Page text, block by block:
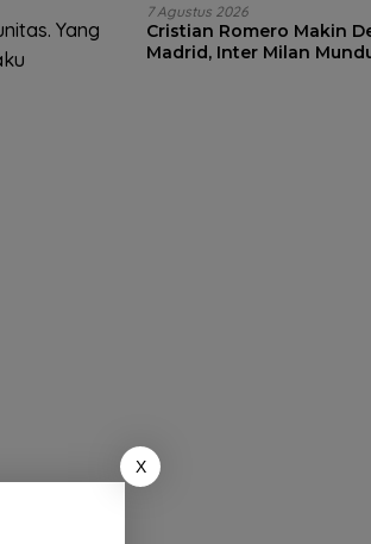
Yang
7 Agustus 2026
Cristian Romero Makin
Madrid, Inter Milan
X